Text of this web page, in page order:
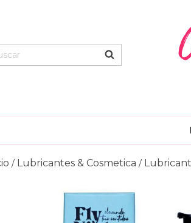
/ Lubricantes & Cosmetica /